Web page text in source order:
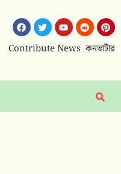
Contribute News কনভার্টার